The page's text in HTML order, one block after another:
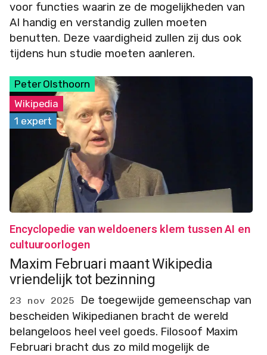
voor functies waarin ze de mogelijkheden van
AI handig en verstandig zullen moeten
benutten. Deze vaardigheid zullen zij dus ook
tijdens hun studie moeten aanleren.
Peter Olsthoorn
Wikipedia
1 expert
Encyclopedie van weldoeners klem tussen AI en
cultuuroorlogen
Maxim Februari maant Wikipedia
vriendelijk tot bezinning
23 nov 2025
De toegewijde gemeenschap van
bescheiden Wikipedianen bracht de wereld
belangeloos heel veel goeds. Filosoof Maxim
Februari bracht dus zo mild mogelijk de